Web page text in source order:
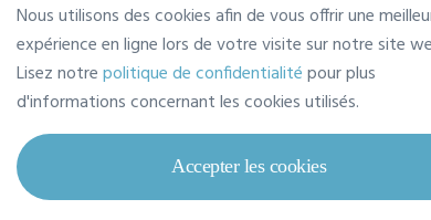
Caractéristiques
Nous utilisons des cookies afin de vous offrir une
expérience en ligne lors de votre visite sur notre site
Lisez notrepolitique de confidentialitépour plus
d'informations concernant les cookies utilisés.
Accepter les cookies